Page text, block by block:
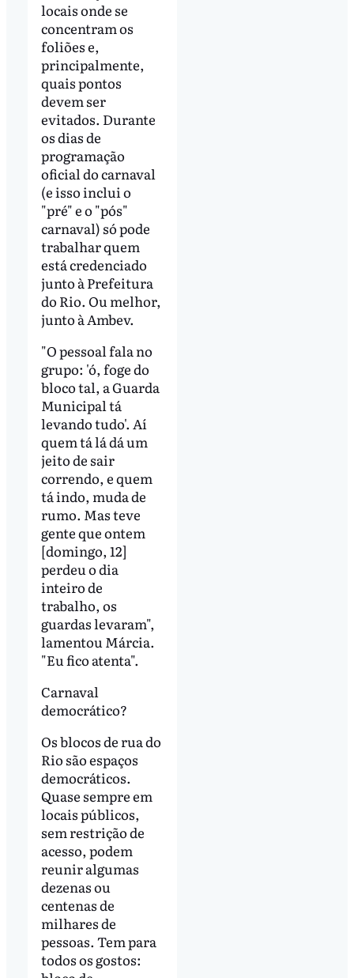
locais onde se
concentram os
foliões e,
principalmente,
quais pontos
devem ser
evitados. Durante
os dias de
programação
oficial do carnaval
(e isso inclui o
"pré" e o "pós"
carnaval) só pode
trabalhar quem
está credenciado
junto à Prefeitura
do Rio. Ou melhor,
junto à Ambev.
"O pessoal fala no
grupo: 'ó, foge do
bloco tal, a Guarda
Municipal tá
levando tudo'. Aí
quem tá lá dá um
jeito de sair
correndo, e quem
tá indo, muda de
rumo. Mas teve
gente que ontem
[domingo, 12]
perdeu o dia
inteiro de
trabalho, os
guardas levaram",
lamentou Márcia.
"Eu fico atenta".
Carnaval
democrático?
Os blocos de rua do
Rio são espaços
democráticos.
Quase sempre em
locais públicos,
sem restrição de
acesso, podem
reunir algumas
dezenas ou
centenas de
milhares de
pessoas. Tem para
todos os gostos: